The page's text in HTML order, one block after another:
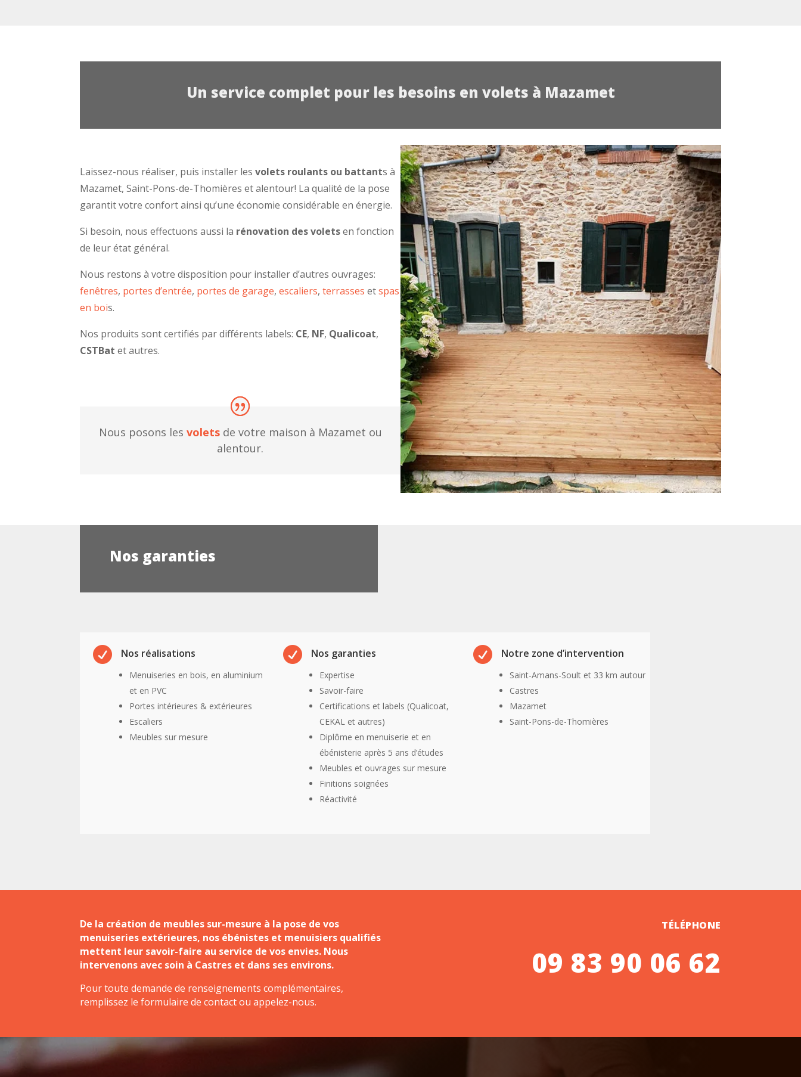
Un service complet pour les besoins en volets à Mazamet
Laissez-nous réaliser, puis installer lesvolets roulants ou battants à
Mazamet, Saint-Pons-de-Thomières et alentour! La qualité de la pose
garantit votre confort ainsi qu’une économie considérable en énergie.
Si besoin, nous effectuons aussi la rénovation des voletsen fonction
de leur état général.
Nous restons à votre disposition pour installer d’autres ouvrages:
fenêtres, portes d’entrée, portes de garage,escaliers,terrasses etspas
en bois.
Nos produits sont certifiés par différents labels: CE, NF, Qualicoat,
CSTBat et autres.
Nous posons les voletsde votre maison à Mazamet ou
alentour.
Nos garanties
 Nos réalisations
Menuiseries en bois, en aluminium
et en PVC
Portes intérieures & extérieures
Escaliers
Meubles sur mesure
 Nos garanties
Expertise
Savoir-faire
Certifications et labels (Qualicoat,
CEKAL et autres)
Diplôme en menuiserie et en
ébénisterie après 5 ans d’études
Meubles et ouvrages sur mesure
Finitions soignées
Réactivité
 Notre zone d’intervention
Saint-Amans-Soult et 33 km autour
Castres
Mazamet
Saint-Pons-de-Thomières
De la création de meubles sur-mesure à la pose de vos
menuiseries extérieures, nos ébénistes et menuisiers qualifiés
mettent leur savoir-faire au service de vos envies. Nous
intervenons avec soin à Castres et dans ses environs.
Pour toute demande de renseignements complémentaires,
remplissez le formulaire de contact ou appelez-nous.
TÉLÉPHONE
09 83 90 06 62